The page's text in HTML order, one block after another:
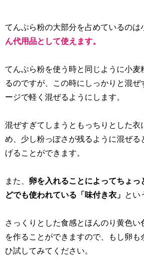
てんぷら粉の大部分を占めているのは
ん代用品として使えます。
てんぷら粉を使う時と同じように小麦
るのですが、この時にしっかりと混ぜ
ージで軽く混ぜるようにします。
混ぜすぎてしまうともっちりとした衣
め、少し粉っぽさが残るように混ぜる
げることができます。
また、 卵を入れることによってちょっ
どでも使われている「味付き衣」
とい
さっくりとした食感とほんのり黄色い
を作ることができますので、もし卵も
ひ試してみてください。